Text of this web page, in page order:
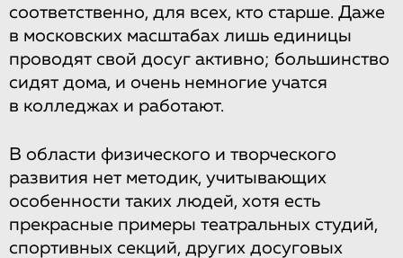
соответственно, для всех, кто старше. Даже
в московских масштабах лишь единицы
проводят свой досуг активно; большинство
сидят дома, и очень немногие учатся
в колледжах и работают.
В области физического и творческого
развития нет методик, учитывающих
особенности таких людей, хотя есть
прекрасные примеры театральных студий,
спортивных секций, других досуговых